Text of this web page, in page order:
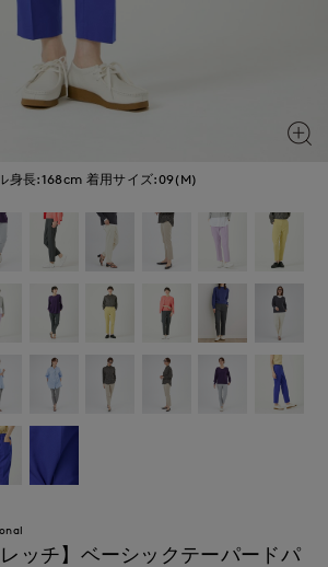
身長:168cm 着用サイズ:09(M)
レッチ】ベーシックテーパードパ